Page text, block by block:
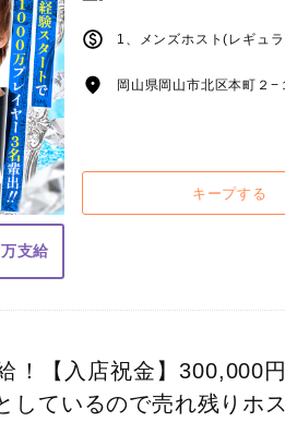
支給
岡山県岡山市北区本町２
キープする
！【入店祝金】300,000
しているので売れ残りホ